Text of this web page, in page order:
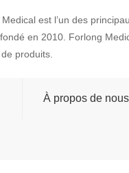
est l’un des
en 2010. Forlong
produits.
À propos de nous